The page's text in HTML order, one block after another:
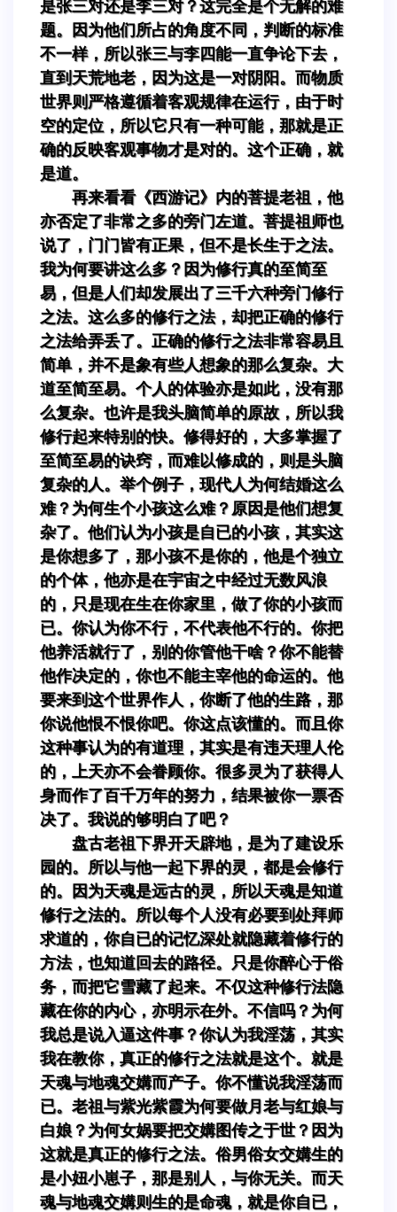
是张三对还是李三对？这完全是个无解的难
题。因为他们所占的角度不同，判断的标准
不一样，所以张三与李四能一直争论下去，
直到天荒地老，因为这是一对阴阳。而物质
世界则严格遵循着客观规律在运行，由于时
空的定位，所以它只有一种可能，那就是正
确的反映客观事物才是对的。这个正确，就
是道。
再来看看《西游记》内的菩提老祖，他
亦否定了非常之多的旁门左道。菩提祖师也
说了，门门皆有正果，但不是长生于之法。
我为何要讲这么多？因为修行真的至简至
易，但是人们却发展出了三千六种旁门修行
之法。这么多的修行之法，却把正确的修行
之法给弄丢了。正确的修行之法非常容易且
简单，并不是象有些人想象的那么复杂。大
道至简至易。个人的体验亦是如此，没有那
么复杂。也许是我头脑简单的原故，所以我
修行起来特别的快。修得好的，大多掌握了
至简至易的诀窍，而难以修成的，则是头脑
复杂的人。举个例子，现代人为何结婚这么
难？为何生个小孩这么难？原因是他们想复
杂了。他们认为小孩是自已的小孩，其实这
是你想多了，那小孩不是你的，他是个独立
的个体，他亦是在宇宙之中经过无数风浪
的，只是现在生在你家里，做了你的小孩而
已。你认为你不行，不代表他不行的。你把
他养活就行了，别的你管他干啥？你不能替
他作决定的，你也不能主宰他的命运的。他
要来到这个世界作人，你断了他的生路，那
你说他恨不恨你吧。你这点该懂的。而且你
这种事认为的有道理，其实是有违天理人伦
的，上天亦不会眷顾你。很多灵为了获得人
身而作了百千万年的努力，结果被你一票否
决了。我说的够明白了吧？
盘古老祖下界开天辟地，是为了建设乐
园的。所以与他一起下界的灵，都是会修行
的。因为天魂是远古的灵，所以天魂是知道
修行之法的。所以每个人没有必要到处拜师
求道的，你自已的记忆深处就隐藏着修行的
方法，也知道回去的路径。只是你醉心于俗
务，而把它雪藏了起来。不仅这种修行法隐
藏在你的内心，亦明示在外。不信吗？为何
我总是说入逼这件事？你认为我淫荡，其实
我在教你，真正的修行之法就是这个。就是
天魂与地魂交媾而产子。你不懂说我淫荡而
已。老祖与紫光紫霞为何要做月老与红娘与
白娘？为何女娲要把交媾图传之于世？因为
这就是真正的修行之法。俗男俗女交媾生的
是小妞小崽子，那是别人，与你无关。而天
魂与地魂交媾则生的是命魂，就是你自已，